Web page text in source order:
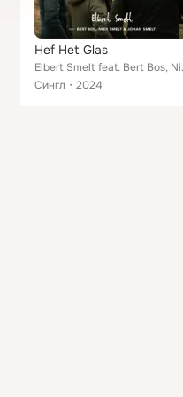
Hef Het Glas
Elbert
Сингл
2024